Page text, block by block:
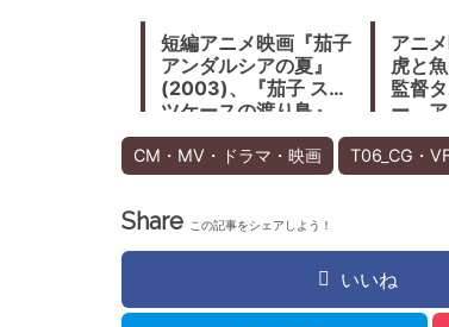
短編アニメ映画『茄子
アンダルシアの夏』
(2003)、『茄子 スー
ツケースの渡り鳥』
(2007) ジブリ出身
の高坂希太郎監督が自
転車競技の世界をスト
アニ
虎と
監督
ー、
ズ
CM・MV・ドラマ・映画 T06_CG・
Share この記事をシェアしよう！
いいね